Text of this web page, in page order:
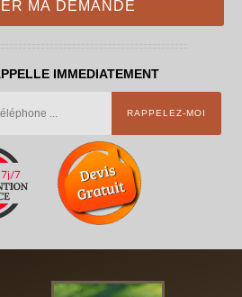
IMMEDIATEMENT